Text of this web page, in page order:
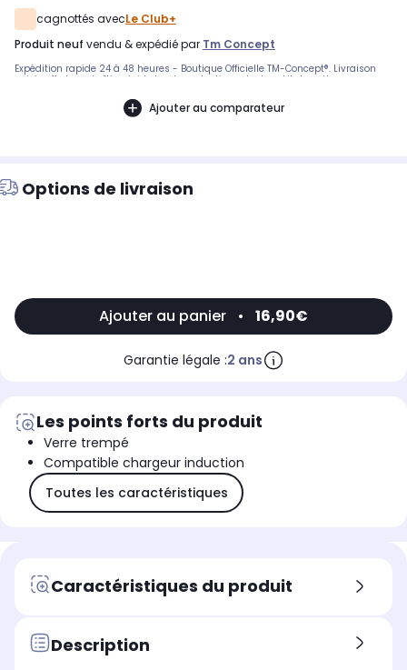
cagnottés avecLe Club+
produit neuf vendu & expédié par Tm Concept
Expédition rapide 24 à 48 heures - Boutique Officielle TM-Concept®. Livraison
suivie offerte en boîtier rigide haute protection. - Inclus : kit de nettoyage
Ajouter au comparateur
Options de livraison
Ajouter au panier • 16,90€
Garantie légale :2 ans
Les points forts du produit
Verre trempé
Compatible chargeur induction
Toutes les caractéristiques
Caractéristiques du produit
Description